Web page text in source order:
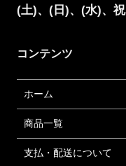
(土)、(日)、(水)、
コンテンツ
ホーム
商品一覧
支払・配送について